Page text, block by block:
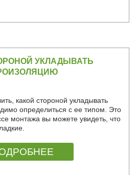
УКЛАДЫВАТЬ
какой стороной укладывать
определиться с ее типом. Это
монтажа вы можете увидеть, что